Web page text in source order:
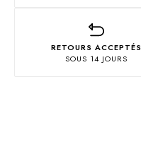
RETOURS ACCEPTÉS
SOUS 14 JOURS